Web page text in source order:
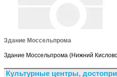
Здание Моссельпрома
Здание Моссельпрома (Нижний
Культурные центры,